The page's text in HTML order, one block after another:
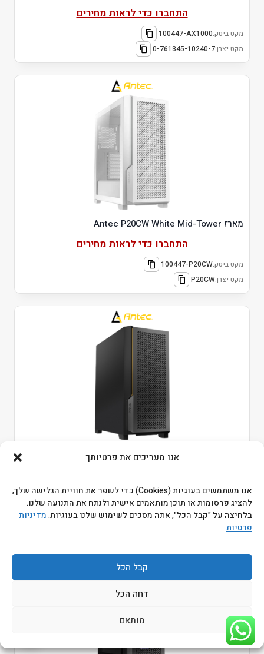
אנו מעריכים את פרטיותך
אנו משתמשים בעוגיות (Cookies) כדי לשפר את חוויית הגלישה שלך,
להציג פרסומות או תוכן מותאמים אישית ולנתח את התנועה שלנו.
בלחיצה על "קבל הכל", אתה מסכים לשימוש שלנו בעוגיות.מדיניות
פרטיות
קבל הכל
דחה הכל
מותאם
התחברו כדי לראות מחירים
מקט ביטק:100447-AX1000
מקט יצרן:0-761345-10240-7
מארז Antec P20CW White Mid-Tower
התחברו כדי לראות מחירים
מקט ביטק:100447-P20CW
מקט יצרן:P20CW
מקט ביטק:100447-P20CE
מקט יצרן: 0-761345-80104-1